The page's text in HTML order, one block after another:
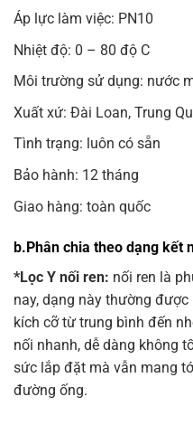
Áp lực làm việc: PN10
Nhiệt độ: 0 – 80 độ C
Môi trường sử dụng: nước
Xuất xứ: Đài Loan, Trung
Tình trạng: luôn có sẵn
Bảo hành: 12 tháng
Giao hàng: toàn quốc
b.Phân chia theo dạng kết
*Lọc Y nối ren: nối ren là
nay, dạng này thường
kích cỡ từ trung bình đến
nối nhanh, dễ dàng không
sức lắp đặt mà vẫn mang
đường ống.